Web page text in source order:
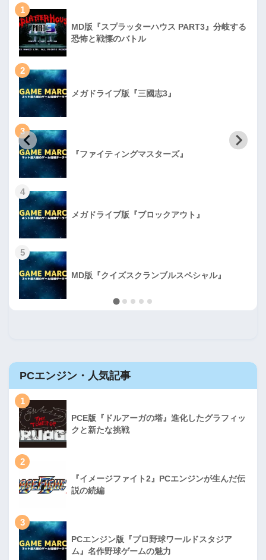
1
MD版『スプラッターハウス PART3』分岐する
恐怖と戦慄のバトル
2
メガドライブ版『三國志3』
3
『ファイティングマスターズ』
4
メガドライブ版『ブロックアウト』
5
MD版『クイズスクランブルスペシャル』
PCエンジン・人気記事
1
PCE版『ドルアーガの塔』進化したグラフィッ
クと新たな挑戦
2
『イメージファイト2』PCエンジンが生んだ伝
説の続編
3
PCエンジン版『プロ野球ワールドスタジア
ム』名作野球ゲームの魅力